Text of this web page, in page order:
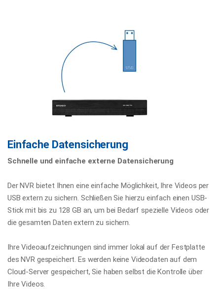
Einfache Datensicherung
Schnelle und einfache externe Datensicherung
Der NVR bietet Ihnen eine einfache Möglichkeit, Ihre Videos per
USB extern zu sichern. Schließen Sie hierzu einfach einen USB-
Stick mit bis zu 128 GB an, um bei Bedarf spezielle Videos oder
die gesamten Daten extern zu sichern.
Ihre Videoaufzeichnungen sind immer lokal auf der Festplatte
des NVR gespeichert. Es werden keine Videodaten auf dem
Cloud-Server gespeichert, Sie haben selbst die Kontrolle über
Ihre Videos.